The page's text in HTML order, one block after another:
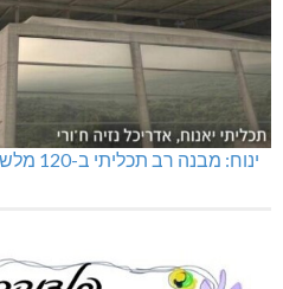
ינוח: מבנה רב תכליתי ב-120 מלש"ח